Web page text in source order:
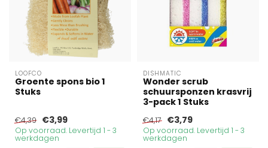
LOOFCO
Groente spons bio 1
Stuks
€4,39 €3,99
Op voorraad. Levertijd 1 - 3
werkdagen
DISHMATIC
Wonder scrub
schuursponzen krasvrij
3-pack 1 Stuks
€4,17 €3,79
Op voorraad. Levertijd 1 - 3
werkdagen